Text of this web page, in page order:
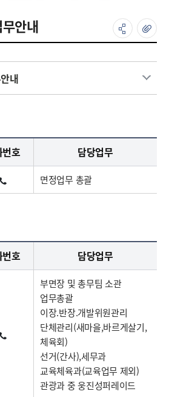
안내
내
호 담당업무
면정업무 총괄
호 담당업무
부면장 및 총무팀 소관
업무총괄
이장.반장.개발위원관리
단체관리(새마을,바르게살기,
체육회)
선거(간사),세무과
교육체육과(교육업무 제외)
관광과 중 웅진성퍼레이드